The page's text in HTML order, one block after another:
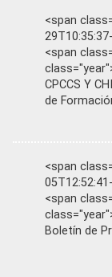
<span
<span
CPCCS Y
de
<span
<span
Boletín de